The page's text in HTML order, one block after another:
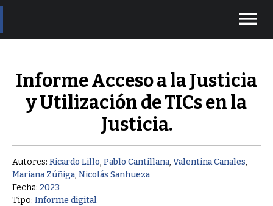
menu
Informe Acceso a la Justicia
y Utilización de TICs en la
Justicia.
Autores: Ricardo Lillo, Pablo Cantillana, Valentina Canales,
Mariana Zúñiga, Nicolás Sanhueza
Fecha: 2023
Tipo: Informe digital